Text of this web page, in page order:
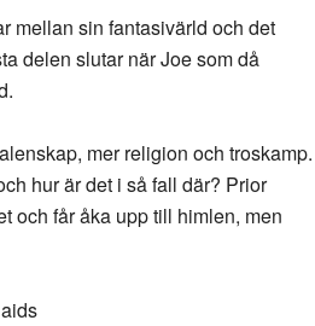
mellan sin fantasivärld och det
delen slutar när Joe som då
mer religion och troskamp.
hur är det i så fall där? Prior
och får åka upp till himlen, men